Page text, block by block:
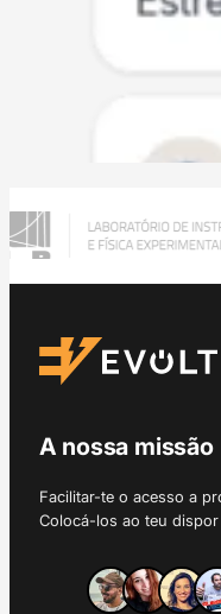
A nossa missão
Facilitar-te o acesso a
Colocá-los ao teu